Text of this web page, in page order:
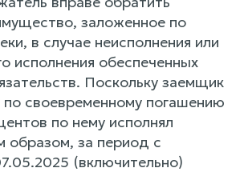
заложенное по
в случае неисполнения или
исполнения обеспеченных
Поскольку заемщик
по своевременному погашению
по нему исполнял
за период с
(включительно)